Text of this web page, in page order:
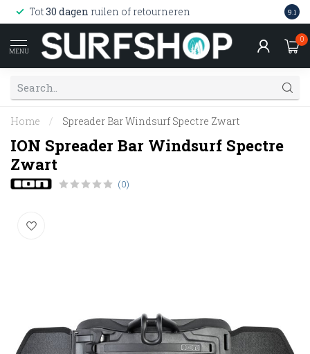
Tot30 dagen ruilen of retourneren 9.1
MENU
0
Home / Spreader Bar Windsurf Spectre Zwart
ION Spreader Bar Windsurf Spectre
Zwart
(0)